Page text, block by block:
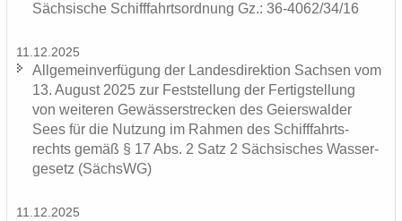
Säch­si­sche Schiff­fahrts­ord­nung Gz.: 36-4062/34/16
11.12.2025
All­ge­mein­ver­fü­gung der Lan­des­di­rek­ti­on Sach­sen vom
13. Au­gust 2025 zur Fest­stel­lung der Fer­tig­stel­lung
von wei­te­ren Ge­wäs­ser­stre­cken des Gei­ers­wal­der
Sees für die Nut­zung im Rah­men des Schiff­fahrts­
rechts gemäß § 17 Abs. 2 Satz 2 Säch­si­sches Was­ser­
ge­setz (SächsWG)
11.12.2025